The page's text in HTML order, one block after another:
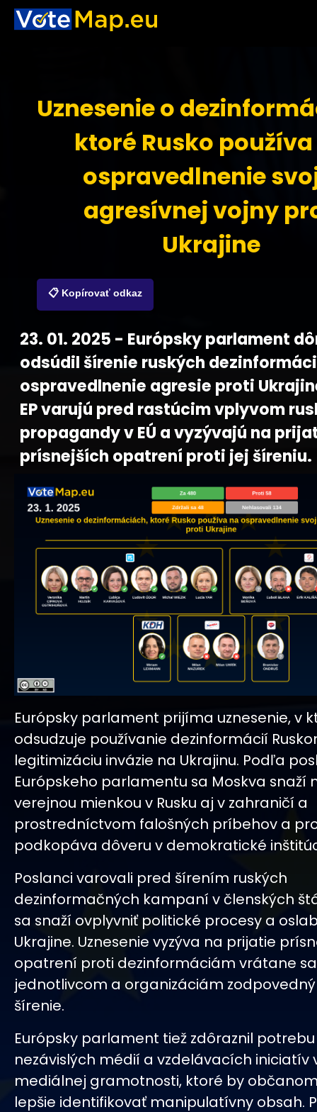
Uznesenie o
ktoré Rusko
ospravedlnenie
agresívnej vojny
Ukrajine
📋 Kopírovať odkaz
23. 01. 2025 - Európsky parlament
odsúdil šírenie ruských
ospravedlnenie agresie proti
EP varujú pred rastúcim vplyvom
propagandy v EÚ a vyzývajú na
prísnejších opatrení proti jej šíreniu.
Európsky parlament prijíma uznesenie, v
odsudzuje používanie dezinformácií
legitimizáciu invázie na Ukrajinu. Podľa
Európskeho parlamentu sa Moskva snaží
verejnou mienkou v Rusku aj v zahraničí a
prostredníctvom falošných príbehov a
podkopáva dôveru v demokratické
Poslanci varovali pred šírením ruských
dezinformačných kampaní v členských
sa snaží ovplyvniť politické procesy a
Ukrajine. Uznesenie vyzýva na prijatie
opatrení proti dezinformáciám vrátane
jednotlivcom a organizáciám
šírenie.
Európsky parlament tiež zdôraznil
nezávislých médií a vzdelávacích iniciatív
mediálnej gramotnosti, ktoré by
lepšie identifikovať manipulatívny obsah.